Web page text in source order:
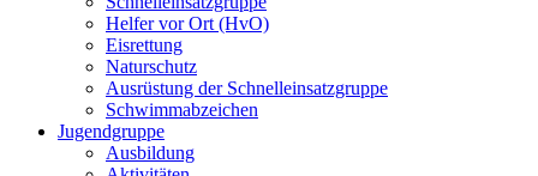
Helfer vor Ort (HvO)
Eisrettung
Naturschutz
Ausrüstung der Schnelleinsatzgruppe
Schwimmabzeichen
Jugendgruppe
Ausbildung